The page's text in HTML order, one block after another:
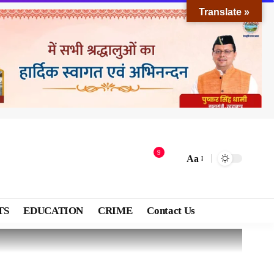
9
Aa
EDUCATION CRIME Contact Us
Translate »